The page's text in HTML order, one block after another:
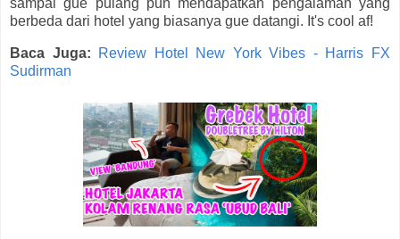
sampai gue pulang pun mendapatkan pengalaman yang
berbeda dari hotel yang biasanya gue datangi. It's cool af!
Baca Juga:
Review Hotel New York Vibes - Harris FX
Sudirman